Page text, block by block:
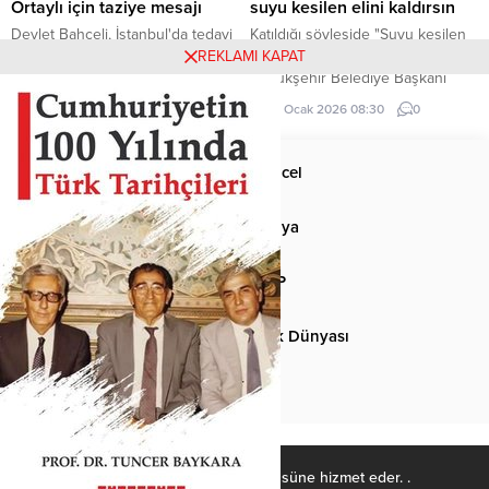
Ortaylı için taziye mesajı
Devlet Bahçeli, İstanbul'da tedavi
gördüğü hastanede hayatını
için taziye mesajı yayımladı.
14 Mart 2026 00:00 0
suyu kesilen elini kaldırsın
Katıldığı söyleşide "Suyu kesilen
elini kaldırsın" diyen Ankara
Büyükşehir Belediye Başkanı
Mansur Yavaş, gençlerin yarısının
elini kaldırması sonucu neye
29 Ocak 2026 08:30 0
Anasayfa Güncel
Siyaset Dünya
Spor MHP
Kültür-Sanat Türk Dünyası
Basından
Ülkücü Kadro, Türk-İslâm ülküsüne hizmet eder. .
REKLAMI KAPAT